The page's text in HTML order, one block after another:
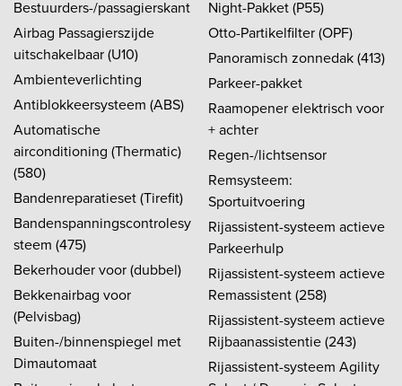
Bestuurders-/passagierskant
Airbag Passagierszijde
uitschakelbaar (U10)
Ambienteverlichting
Antiblokkeersysteem (ABS)
Automatische
airconditioning (Thermatic)
(580)
Bandenreparatieset (Tirefit)
Bandenspanningscontrolesy
steem (475)
Bekerhouder voor (dubbel)
Bekkenairbag voor
(Pelvisbag)
Buiten-/binnenspiegel met
Dimautomaat
Night-Pakket (P55)
Otto-Partikelfilter (OPF)
Panoramisch zonnedak (413)
Parkeer-pakket
Raamopener elektrisch voor
+ achter
Regen-/lichtsensor
Remsysteem:
Sportuitvoering
Rijassistent-systeem actieve
Parkeerhulp
Rijassistent-systeem actieve
Remassistent (258)
Rijassistent-systeem actieve
Rijbaanassistentie (243)
Rijassistent-systeem Agility